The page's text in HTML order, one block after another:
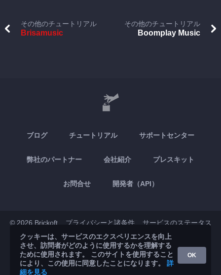
その他のチュートリアル
Brisamusic
その他のチュートリアル
Boomplay Music
ブログ チュートリアル サポートセンター
弊社のパートナー 会社紹介 プレスキット
お問合せ 開発者（API）
© 2026 Brickoft プライバシーと諸条件 サービスのステータス
App Store Google Play
クッキーは、サービスのエクスペリエンスを向上
させ、訪問者がどのように使用するかを理解する
ために使用されます。 このサイトを使用すること
により、この使用に同意したことになります。 詳
細を見る
OK